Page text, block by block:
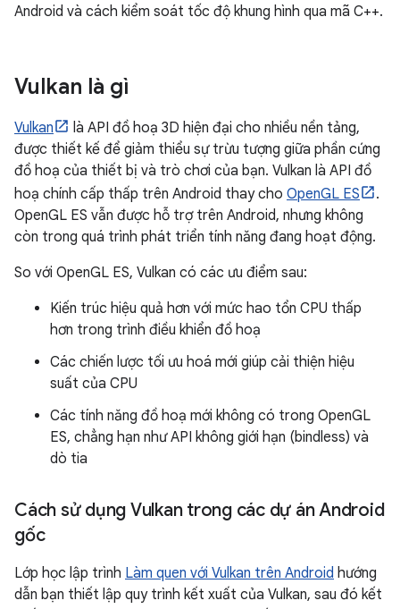
Android và cách kiểm soát tốc độ khung hình qua mã C++.
Vulkan là gì
Vulkan
là API đồ hoạ 3D hiện đại cho nhiều nền tảng,
được thiết kế để giảm thiểu sự trừu tượng giữa phần cứng
đồ hoạ của thiết bị và trò chơi của bạn. Vulkan là API đồ
hoạ chính cấp thấp trên Android thay cho OpenGL ES
.
OpenGL ES vẫn được hỗ trợ trên Android, nhưng không
còn trong quá trình phát triển tính năng đang hoạt động.
So với OpenGL ES, Vulkan có các ưu điểm sau:
Kiến trúc hiệu quả hơn với mức hao tổn CPU thấp
hơn trong trình điều khiển đồ hoạ
Các chiến lược tối ưu hoá mới giúp cải thiện hiệu
suất của CPU
Các tính năng đồ hoạ mới không có trong OpenGL
ES, chẳng hạn như API không giới hạn (bindless) và
dò tia
Cách sử dụng Vulkan trong các dự án Android
gốc
Lớp học lập trình Làm quen với Vulkan trên Android hướng
dẫn bạn thiết lập quy trình kết xuất của Vulkan, sau đó kết